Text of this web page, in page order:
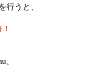
行うと、
、